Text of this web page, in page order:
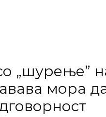
„шурење”
мора